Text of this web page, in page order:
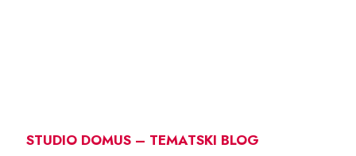
STUDIO DOMUS – TEMATSKI BLOG